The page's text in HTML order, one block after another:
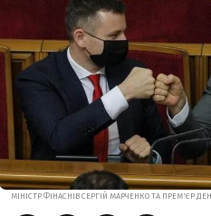
МІНІСТР ФІНАСНІВ СЕРГІЙ МАРЧЕНКО ТА ПРЕМ'ЄР